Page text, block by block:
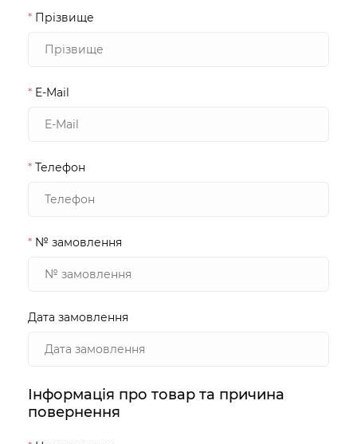
* Прізвище
* E-Mail
* Телефон
* № замовлення
Дата замовлення
Інформація про товар та причина
повернення